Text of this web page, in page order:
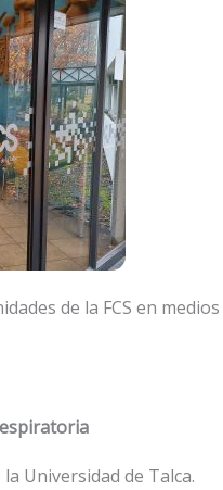
de la FCS en
Universidad de Talca.